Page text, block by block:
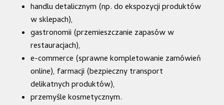
handlu detalicznym (np. do ekspozycji produktów
w sklepach),
gastronomii (przemieszczanie zapasów w
restauracjach),
e-commerce (sprawne kompletowanie zamówień
online), farmacji (bezpieczny transport
delikatnych produktów),
przemyśle kosmetycznym.